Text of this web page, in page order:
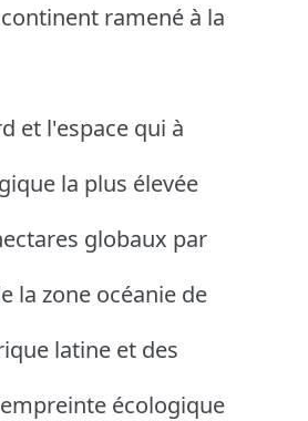
ramené à la
et l'espace qui à
la plus élevée
globaux par
la zone océanie de
latine et des
écologique